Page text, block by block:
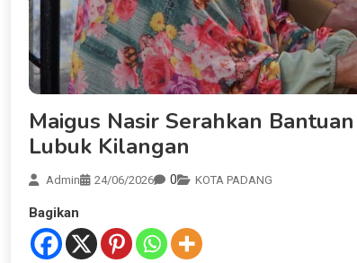
Maigus Nasir Serahkan
Lubuk Kilangan
Admin 24/06/2026 0 KOTA PADANG
Bagikan